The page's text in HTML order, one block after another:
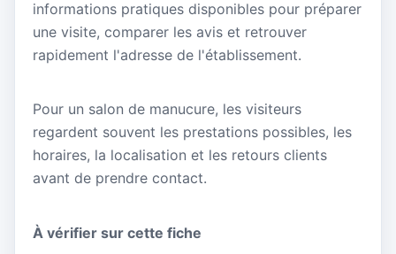
informations pratiques disponibles pour préparer
une visite, comparer les avis et retrouver
rapidement l'adresse de l'établissement.
Pour un salon de manucure, les visiteurs
regardent souvent les prestations possibles, les
horaires, la localisation et les retours clients
avant de prendre contact.
À vérifier sur cette fiche